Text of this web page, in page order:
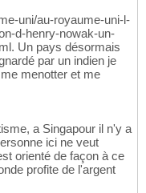
uni/au-royaume-uni-l-
d-henry-nowak-un-
Un pays désormais
par un indien je
menotter et me
a Singapour il n'y a
ici ne veut
orienté de façon à ce
profite de l'argent